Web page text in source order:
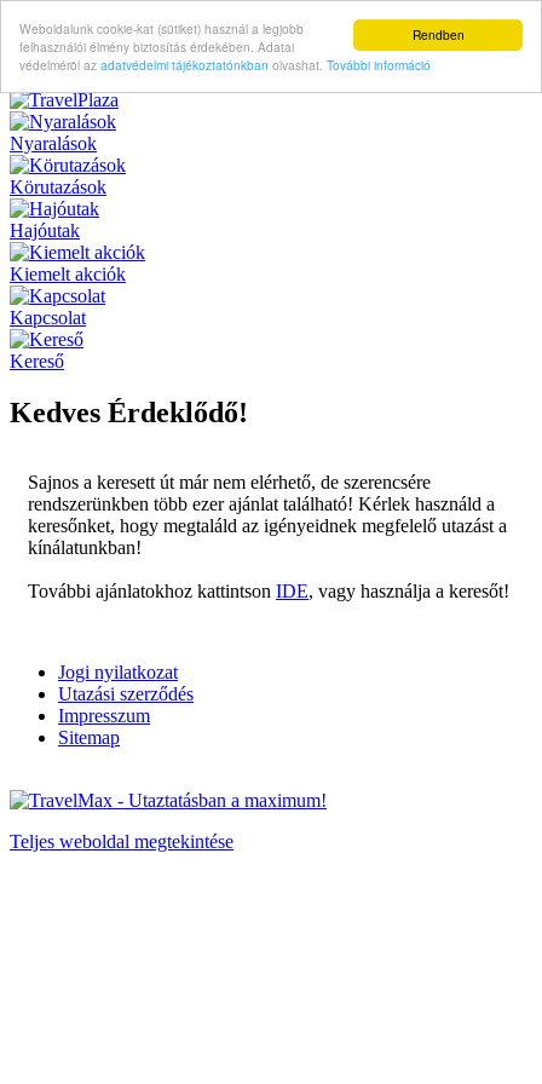
Rendben
Weboldalunk cookie-kat (sütiket) használ a legjobb
felhasználói élmény biztosítás érdekében. Adatai
védelméröl az adatvédelmi tájékoztatónkban olvashat. További információ
Nyaralások
Körutazások
Hajóutak
Kiemelt akciók
Kapcsolat
Kereső
Kedves Érdeklődő!
Sajnos a keresett út már nem elérhető, de szerencsére
rendszerünkben több ezer ajánlat található! Kérlek használd a
keresőnket, hogy megtaláld az igényeidnek megfelelő utazást a
kínálatunkban!
További ajánlatokhoz kattintson IDE, vagy használja a keresőt!
Jogi nyilatkozat
Utazási szerződés
Impresszum
Sitemap
Teljes weboldal megtekintése